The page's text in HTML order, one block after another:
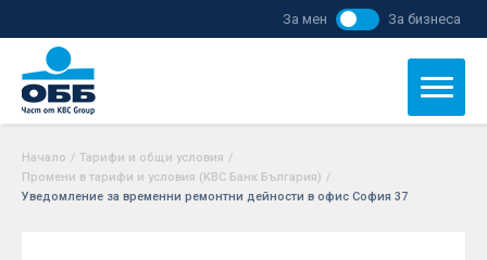
За мен За бизнеса
Начало / Тарифи и общи условия /
Промени в тарифи и условия (KBC Банк България) /
Уведомление за временни ремонтни дейности в офис София 37